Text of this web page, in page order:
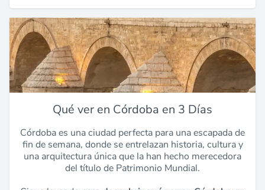
Qué ver en Córdoba en 3 Días
Córdoba es una ciudad perfecta para una escapada de
fin de semana, donde se entrelazan historia, cultura y
una arquitectura única que la han hecho merecedora
del título de Patrimonio Mundial.